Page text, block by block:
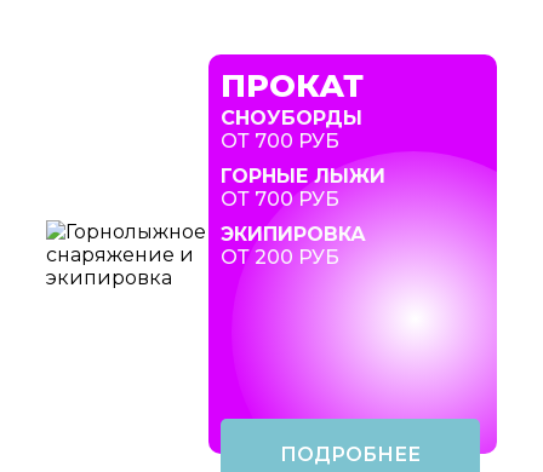
ПРОКАТ
СНОУБОРДЫ
ОТ 700 РУБ
ГОРНЫЕ ЛЫЖИ
ОТ 700 РУБ
ЭКИПИРОВКА
ОТ 200 РУБ
ПОДРОБНЕЕ